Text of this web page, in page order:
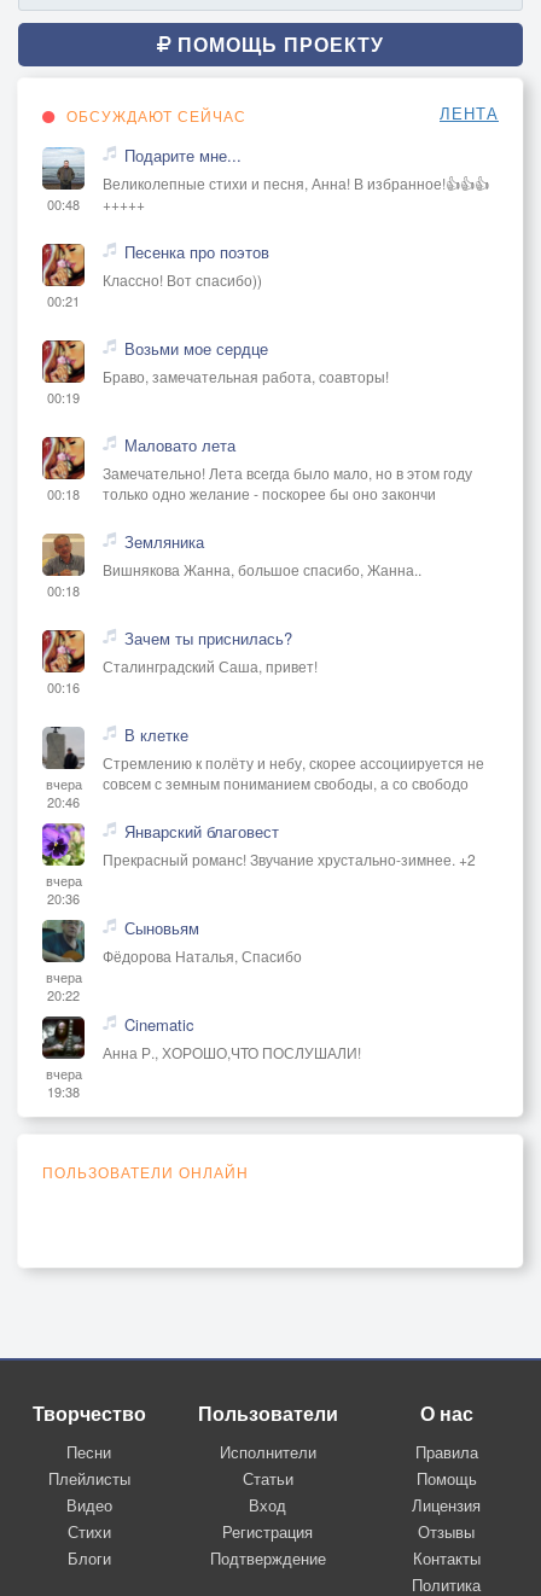
ПОМОЩЬ ПРОЕКТУ
ОБСУЖДАЮТ СЕЙЧАС ЛЕНТА
00:48
Подарите мне...
Великолепные стихи и песня, Анна! В избранное!👍👍👍
+++++
00:21
Песенка про поэтов
Классно! Вот спасибо))
00:19
Возьми мое сердце
Браво, замечательная работа, соавторы!
00:18
Маловато лета
Замечательно! Лета всегда было мало, но в этом году
только одно желание - поскорее бы оно закончи
00:18
Земляника
Вишнякова Жанна, большое спасибо, Жанна..
00:16
Зачем ты приснилась?
Сталинградский Саша, привет!
вчера
20:46
В клетке
Стремлению к полёту и небу, скорее ассоциируется не
совсем с земным пониманием свободы, а со свободо
вчера
20:36
Январский благовест
Прекрасный романс! Звучание хрустально-зимнее. +2
вчера
20:22
Сыновьям
Фёдорова Наталья, Спасибо
вчера
19:38
Cinematic
Анна Р., ХОРОШО,ЧТО ПОСЛУШАЛИ!
ПОЛЬЗОВАТЕЛИ ОНЛАЙН
Творчество
Песни
Плейлисты
Видео
Стихи
Блоги
Пользователи
Исполнители
Статьи
Вход
Регистрация
Подтверждение
О нас
Правила
Помощь
Лицензия
Отзывы
Контакты
Политика